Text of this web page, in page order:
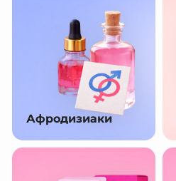
Афродизиаки